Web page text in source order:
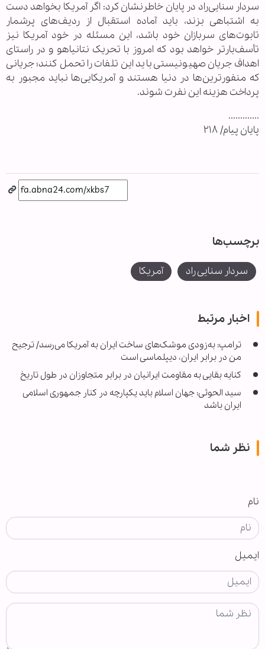
سردار سنایی‌راد در پایان خاطرنشان کرد: اگر آمریکا بخواهد دست
به اشتباهی بزند، باید آماده استقبال از ردیف‌های پرشمار
تابوت‌های سربازان خود باشد، این مسئله در خود آمریکا نیز
تأسف‌بارتر خواهد بود که امروز با تحریک نتانیاهو و در راستای
اهداف جریان صهیونیستی باید این تلفات را تحمل کنند؛ جریانی
که منفورترین‌ها در دنیا هستند و آمریکایی‌ها نباید مجبور به
پرداخت هزینه این نفرت شوند.
.............
پایان پیام/ ۲۱۸
برچسب‌ها
سردار سنایی راد آمریکا
اخبار مرتبط
ترامپ: به‌زودی موشک‌های ساخت ایران به آمریکا می‌رسد/ ترجیح
من در برابر ایران، دیپلماسی است
کنایه بقایی به مقاومت ایرانیان در برابر متجاوزان در طول تاریخ
سید الحوثی: جهان اسلام باید یکپارچه در کنار جمهوری اسلامی
ایران باشد
نظر شما
نام
ایمیل